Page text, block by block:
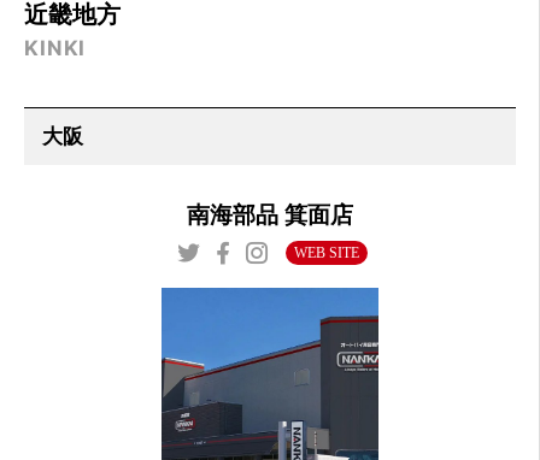
近畿地方
KINKI
南海部品 箕面店
WEB SITE